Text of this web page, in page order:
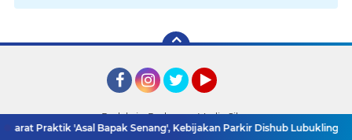
Redaksi
Pedoman Media Siber
Praktik 'Asal Bapak Senang', Kebijakan Parkir Dishub Lubuklinggau
Copyright ©2026 Detik TV Sumsel